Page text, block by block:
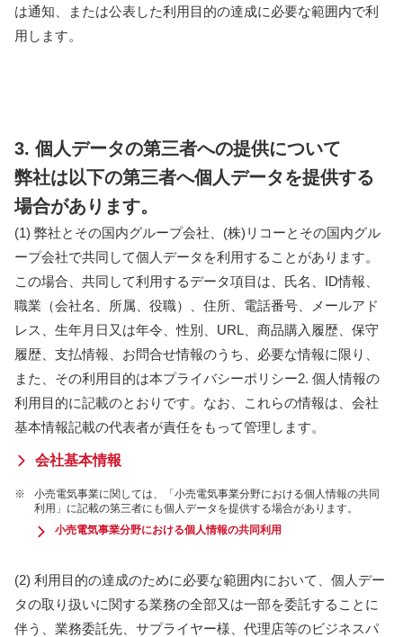
は通知、または公表した利用目的の達成に必要な範囲内で利
用します。
3. 個人データの第三者への提供について
弊社は以下の第三者へ個人データを提供する
場合があります。
(1) 弊社とその国内グループ会社、(株)リコーとその国内グル
ープ会社で共同して個人データを利用することがあります。
この場合、共同して利用するデータ項目は、氏名、ID情報、
職業（会社名、所属、役職）、住所、電話番号、メールアド
レス、生年月日又は年令、性別、URL、商品購入履歴、保守
履歴、支払情報、お問合せ情報のうち、必要な情報に限り、
また、その利用目的は本プライバシーポリシー2. 個人情報の
利用目的に記載のとおりです。なお、これらの情報は、会社
基本情報記載の代表者が責任をもって管理します。
会社基本情報
※
小売電気事業に関しては、「小売電気事業分野における個人情報の共同
利用」に記載の第三者にも個人データを提供する場合があります。
小売電気事業分野における個人情報の共同利用
(2) 利用目的の達成のために必要な範囲内において、個人デー
タの取り扱いに関する業務の全部又は一部を委託することに
伴う、業務委託先、サプライヤー様、代理店等のビジネスパ